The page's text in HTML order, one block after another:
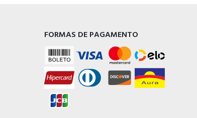
FORMAS DE PAGAMENTO